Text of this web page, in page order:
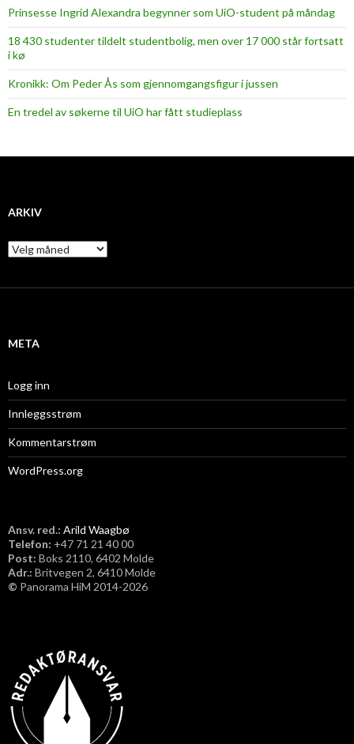
Prinsesse Ingrid Alexandra begynner som UiO-student på måndag
18 430 studenter tildelt studentbolig, men over 17 000 står fortsatt
i kø
Kronikk: Om Peder Ås som gjennomgangsfigur i jussen
En tredel av søkerne til UiO har fått studieplass
ARKIV
A
r
i
META
Logg inn
Innleggsstrøm
Kommentarstrøm
WordPress.org
Ansv. red.: Arild Waagbø
Telefon: ​+47 71 21 40 00
Post: Boks 2110, 6402 Molde
Adr.: Britvegen 2, 6410 Molde
© Panorama HiM 2014-2026